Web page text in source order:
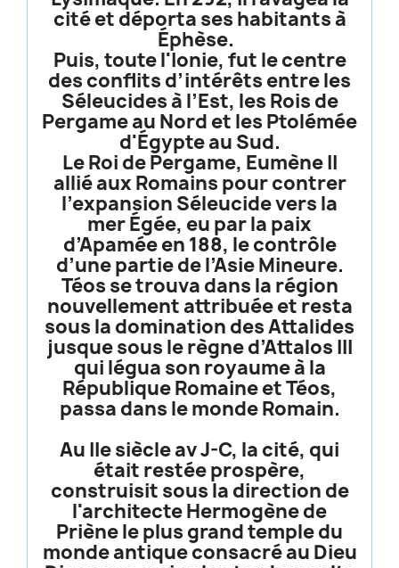
cité et déporta ses habitants à
Éphèse.
Puis, toute l'Ionie, fut le centre
des conflits d’intérêts entre les
Séleucides à l’Est, les Rois de
Pergame au Nord et les Ptolémée
d'Égypte au Sud.
Le Roi de Pergame, Eumène II
allié aux Romains pour contrer
l’expansion Séleucide vers la
mer Égée, eu par la paix
d’Apamée en 188, le contrôle
d’une partie de l’Asie Mineure.
Téos se trouva dans la région
nouvellement attribuée et resta
sous la domination des Attalides
jusque sous le règne d’Attalos III
qui légua son royaume à la
République Romaine et Téos,
passa dans le monde Romain.
Au IIe siècle av J-C, la cité, qui
était restée prospère,
construisit sous la direction de
l'architecte Hermogène de
Priène le plus grand temple du
monde antique consacré au Dieu